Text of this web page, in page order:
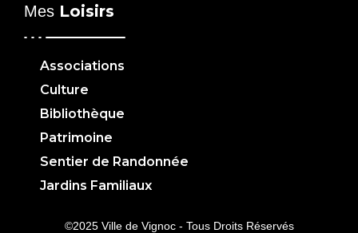
Mes Loisirs
Associations
Culture
Bibliothèque
Patrimoine
Sentier de Randonnée
Jardins Familiaux
©2025 Ville de Vignoc - Tous Droits Réservés